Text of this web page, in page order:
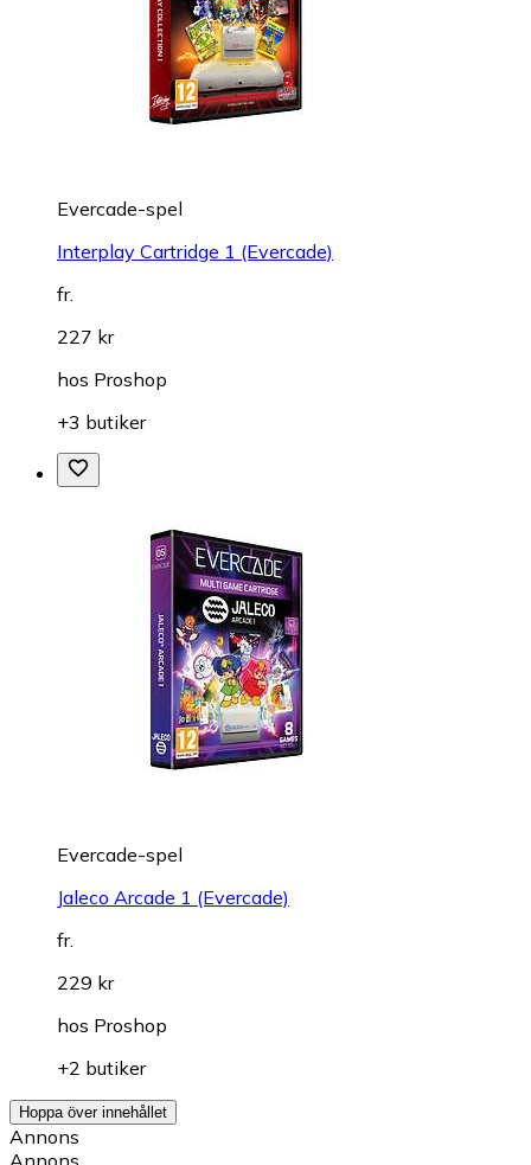
Evercade-spel
Interplay Cartridge 1 (Evercade)
fr.
227 kr
hos Proshop
+3 butiker
Evercade-spel
Jaleco Arcade 1 (Evercade)
fr.
229 kr
hos Proshop
+2 butiker
Hoppa över innehållet
Annons